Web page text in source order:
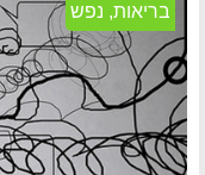
בריאות, נפש